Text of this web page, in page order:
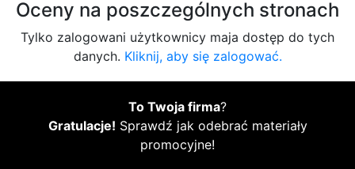
Oceny na poszczególnych stronach
Tylko zalogowani użytkownicy maja dostęp do tych
danych. Kliknij, aby się zalogować.
To Twoja firma?
Gratulacje! Sprawdź jak odebrać materiały
promocyjne!